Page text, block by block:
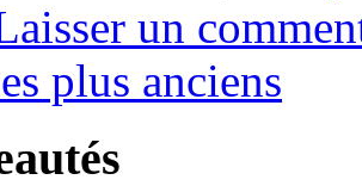
un
plus anciens